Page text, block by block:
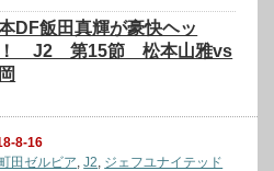
DF飯田真輝が豪快ヘッ
！ J2 第15節 松本山雅vs
8-16
田ゼルビア ,J2 ジェフユナイテッド